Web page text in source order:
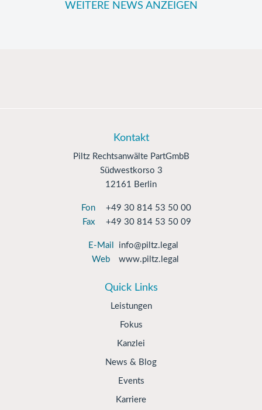
WEITERE NEWS ANZEIGEN
Kontakt
Piltz Rechtsanwälte PartGmbB
Südwestkorso 3
12161 Berlin
Fon
+49 30 814 53 50 00
Fax
+49 30 814 53 50 09
E-Mail
info@piltz.legal
Web
www.piltz.legal
Quick Links
Leistungen
Fokus
Kanzlei
News & Blog
Events
Karriere